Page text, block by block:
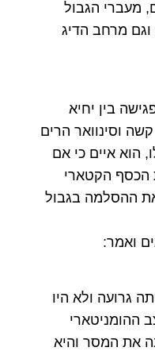
מעברי הגבול
מרחב הדיג
בין יחיא
וסינוואר הרים
הוא איים כי אם
הכסף הקטארי
ההסלמה בגבול
ואמר:
גרועה ולא היו
ההומניטארי
את המסר והיא